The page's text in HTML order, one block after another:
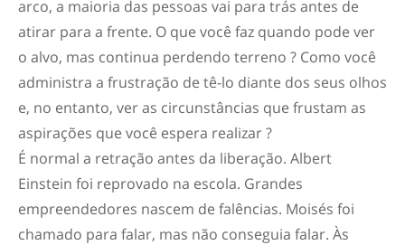
arco, a maioria das pessoas vai para trás antes de
atirar para a frente. O que você faz quando pode ver
o alvo, mas continua perdendo terreno ? Como você
administra a frustração de tê-lo diante dos seus olhos
e, no entanto, ver as circunstâncias que frustam as
aspirações que você espera realizar ?
É normal a retração antes da liberação. Albert
Einstein foi reprovado na escola. Grandes
empreendedores nascem de falências. Moisés foi
chamado para falar, mas não conseguia falar. Às